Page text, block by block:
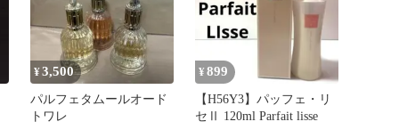
¥3,500
パルフェタムールオード
トワレ
¥899
【H56Y3】パッフェ・リ
セⅡ 120ml Parfait lisse